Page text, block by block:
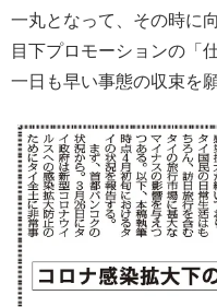
一丸となって、その時に
目下プロモーションの「
一日も早い事態の収束を